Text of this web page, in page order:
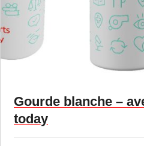
Gourde blanche –
today